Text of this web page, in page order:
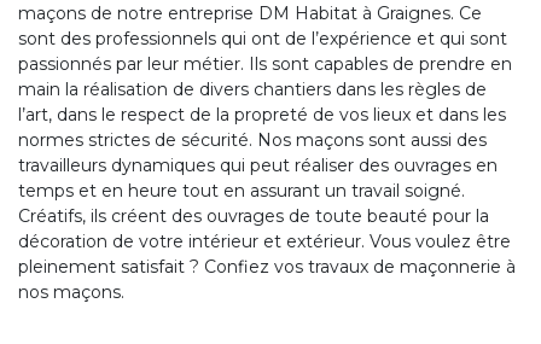
maçons de notre entreprise DM Habitat à Graignes. Ce
sont des professionnels qui ont de l’expérience et qui sont
passionnés par leur métier. Ils sont capables de prendre en
main la réalisation de divers chantiers dans les règles de
l’art, dans le respect de la propreté de vos lieux et dans les
normes strictes de sécurité. Nos maçons sont aussi des
travailleurs dynamiques qui peut réaliser des ouvrages en
temps et en heure tout en assurant un travail soigné.
Créatifs, ils créent des ouvrages de toute beauté pour la
décoration de votre intérieur et extérieur. Vous voulez être
pleinement satisfait ? Confiez vos travaux de maçonnerie à
nos maçons.